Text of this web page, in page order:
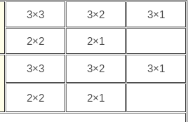
3×3 3×2 3×1
2×2 2×1
3×3 3×2 3×1
2×2 2×1